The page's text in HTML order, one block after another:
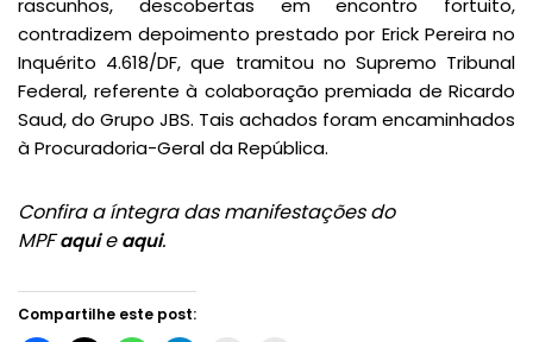
rascunhos, descobertas em encontro fortuito,
contradizem depoimento prestado por Erick Pereira no
Inquérito 4.618/DF, que tramitou no Supremo Tribunal
Federal, referente à colaboração premiada de Ricardo
Saud, do Grupo JBS. Tais achados foram encaminhados
à Procuradoria-Geral da República.
Confira a íntegra das manifestações do
MPFaquieaqui.
Compartilhe este post: